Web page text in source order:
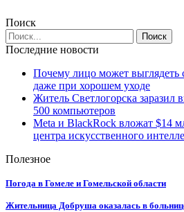
Поиск
Последние новости
Почему лицо может выглядеть
даже при хорошем уходе
Житель Светлогорска заразил
500 компьютеров
Meta и BlackRock вложат $14
центра искусственного
Полезное
Погода в Гомеле и Гомельской области
Жительница Добруша оказалась в